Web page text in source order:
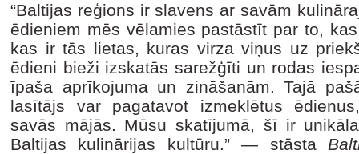
“Baltijas reģions ir slavens ar savām
ēdieniem mēs vēlamies pastāstīt par to,
kas ir tās lietas, kuras virza viņus uz
ēdieni bieži izskatās sarežģīti un rodas
īpaša aprīkojuma un zināšanām. Tajā
lasītājs var pagatavot izmeklētus
savās mājās. Mūsu skatījumā, šī ir
Baltijas kulinārijas kultūru.” — stāsta